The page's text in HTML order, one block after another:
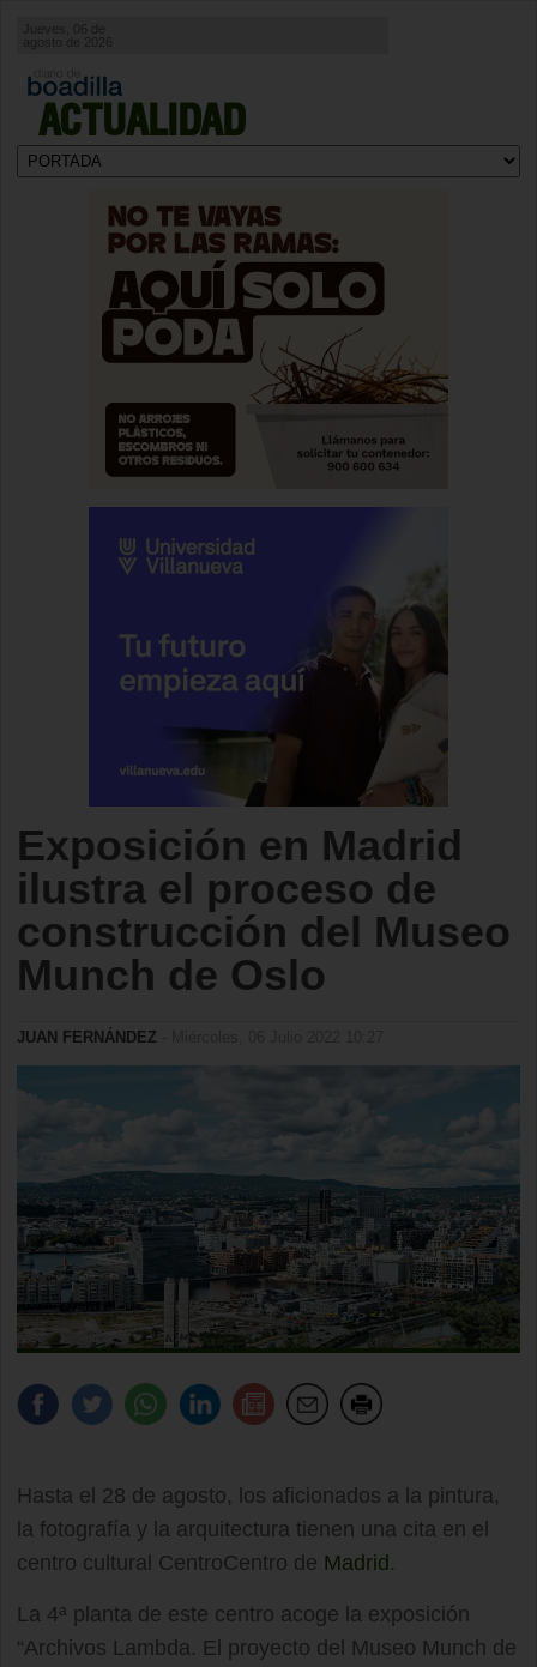
ACTUALIDAD
agosto de 2026
Exposición en Madrid
ilustra el proceso de
construcción del Museo
Munch de Oslo
JUAN FERNÁNDEZ
Hasta el 28 de agosto, los aficionados a la pintura,
la fotografía y la arquitectura tienen una cita en el
centro cultural CentroCentro de Madrid.
La 4ª planta de este centro acoge la exposición
“Archivos Lambda. El proyecto del Museo Munch de